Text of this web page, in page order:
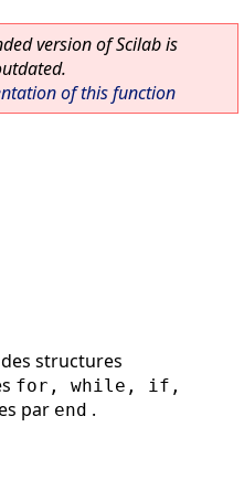
version of Scilab is
of this function
structures
for, while, if,
par end .